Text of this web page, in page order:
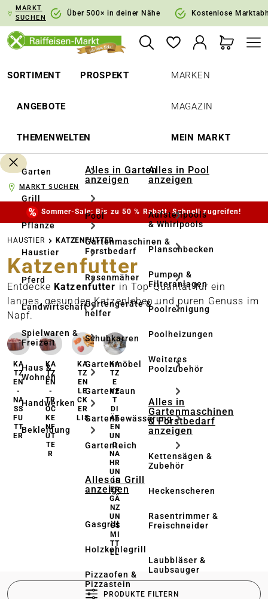
Zur Hauptnavigation springen
MARKT
SUCHEN
Über 500× in deiner Nähe Kostenlose
SORTIMENT PROSPEKT
ANGEBOTE
THEMENWELTEN
MARKEN
MAGAZIN
MEIN MARKT
Garten
Grill
Pflanze
Haustier
Pferd
Landwirtschaft
Spielwaren &
Freizeit
Haus &
Wohnen
Handwerken
Bekleidung
Alles in Garten
anzeigen
Pool
Gartenmaschinen &
Forstbedarf
Rasenmäher
Gartengeräte & -
helfer
Schubkarren
Gartenmöbel
Gartenzaun
Gartenbewässerung
Gartenteich
Alles in Grill
anzeigen
Gasgrill
Holzkohlegrill
Pizzaofen &
Pizzastein
Alles in Pool
anzeigen
Aufstellpools
& Whirlpools
Planschbecken
Pumpen &
Filteranlagen
Poolreinigung
Poolheizungen
Weiteres
Poolzubehör
Alles in
Gartenmaschinen
& Forstbedarf
anzeigen
Kettensägen &
Zubehör
Heckenscheren
Rasentrimmer &
Freischneider
Laubbläser &
Laubsauger
MARKT SUCHEN
Sommer-Sale: Bis zu 50 % Rabatt. Schnell zugreifen!
HAUSTIER KATZENFUTTER
Katzenfutter
Entdecke Katzenfutter in Top-Qualität für ein
langes, gesundes Katzenleben und puren Genuss im
Napf.
KA
TZ
EN
-
NA
SS
FU
TT
ER
KA
TZ
EN
-
TR
OC
KE
NF
UT
TE
R
KA
TZ
EN
LE
CK
ER
LIS
KA
TZ
E
VE
T
DI
ÄT
EN
UN
D
NA
HR
UN
GS
ER
GÄ
NZ
UN
GS
MI
TT
EL
PRODUKTE FILTERN